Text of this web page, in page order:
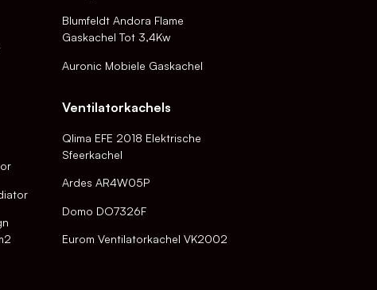
Blumfeldt Andora Flame
Gaskachel Tot 3,4Kw
Auronic Mobiele Gaskachel
Ventilatorkachels
Qlima EFE 2018 Elektrische
Sfeerkachel
Ardes AR4W05P
Domo DO7326F
Eurom Ventilatorkachel VK2002